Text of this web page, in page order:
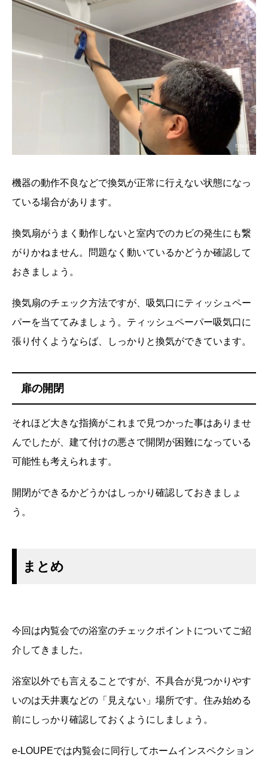
機器の動作不良などで換気が正常に行えない状態になっ
ている場合があります。
換気扇がうまく動作しないと室内でのカビの発生にも繋
がりかねません。問題なく動いているかどうか確認して
おきましょう。
換気扇のチェック方法ですが、吸気口にティッシュペー
パーを当ててみましょう。ティッシュペーパー吸気口に
張り付くようならば、しっかりと換気ができています。
扉の開閉
それほど大きな指摘がこれまで見つかった事はありませ
んでしたが、建て付けの悪さで開閉が困難になっている
可能性も考えられます。
開閉ができるかどうかはしっかり確認しておきましょ
う。
まとめ
今回は内覧会での浴室のチェックポイントについてご紹
介してきました。
浴室以外でも言えることですが、不具合が見つかりやす
いのは天井裏などの「見えない」場所です。住み始める
前にしっかり確認しておくようにしましょう。
e-LOUPEでは内覧会に同行してホームインスペクション